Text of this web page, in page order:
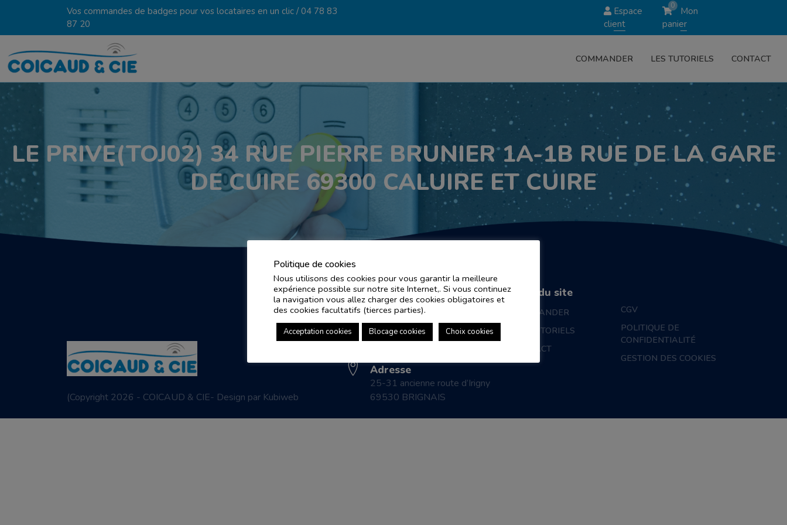
Vos commandes de badges pour vos locataires en un clic /04 78 83
87 20
Espace
client
0
Mon
panier
COMMANDER LES TUTORIELS CONTACT
LE PRIVE(TOJ02) 34 RUE PIERRE BRUNIER 1A-1B RUE DE LA GARE
DE CUIRE 69300 CALUIRE ET CUIRE
(Copyright 2026 - COICAUD & CIE- Design par Kubiweb
Adresse e-mail
controle.coicaud@ascenseurnsa.fr
Numéro de téléphone
04 78 83 87 20
Adresse
25-31 ancienne route d’Irigny
69530 BRIGNAIS
Plan du site
COMMANDER
LES TUTORIELS
CONTACT
CGV
POLITIQUE DE
CONFIDENTIALITÉ
GESTION DES COOKIES
Politique de cookies
Nous utilisons des cookies pour vous garantir la meilleure
expérience possible sur notre site Internet,. Si vous continuez
la navigation vous allez charger des cookies obligatoires et
des cookies facultatifs (tierces parties).
Acceptation cookies Blocage cookies Choix cookies